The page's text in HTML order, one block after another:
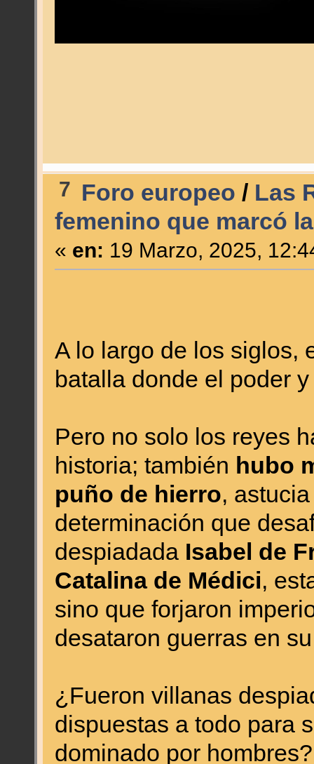
7 Foro europeo / Las
femenino que marcó
« en: 19 Marzo, 2025,
A lo largo de los siglos,
batalla donde el poder
Pero no solo los reyes
historia; también hubo
puño de hierro,
determinación que
despiadada Isabel de
Catalina de Médici,
sino que forjaron
desataron guerras en
¿Fueron villanas
dispuestas a todo para
dominado por hombres?